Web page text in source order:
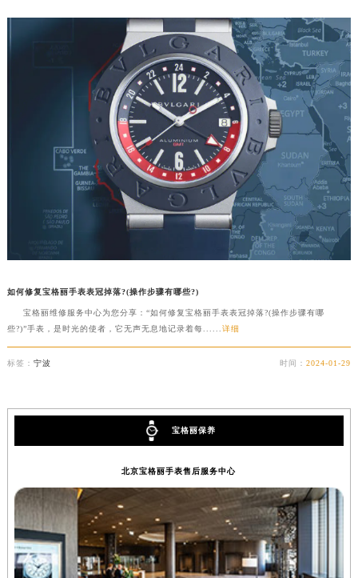
如何修复宝格丽手表表冠掉落?(操作步骤有哪些?)
宝格丽维修服务中心为您分享：“如何修复宝格丽手表表冠掉落?(操作步骤有哪
些?)”手表，是时光的使者，它无声无息地记录着每...... 详细
标签： 宁波 时间：2024-01-29
宝格丽保养
北京宝格丽手表售后服务中心